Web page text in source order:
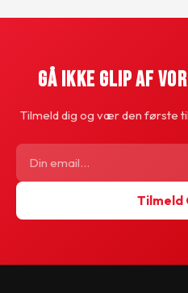
Gå Ikke Glip Af
Tilmeld dig og vær den første
Tilmeld